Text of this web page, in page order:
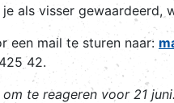
je als visser gewaardeerd,
een mail te sturen naar:
42.
te reageren voor 21 juni.